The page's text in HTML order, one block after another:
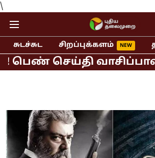
\
சுடச்சுட சிறப்புக்களம்
வாசிப்பாளர்